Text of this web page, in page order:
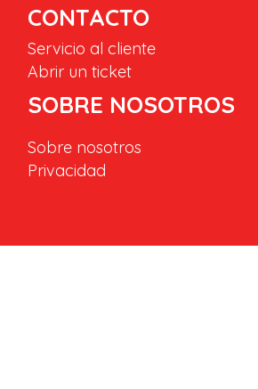
CONTACTO
Servicio al cliente
Abrir un ticket
SOBRE NOSOTROS
Sobre nosotros
Privacidad